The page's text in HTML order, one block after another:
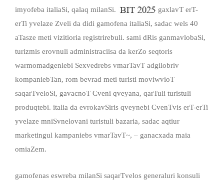
imyofeba italiaSi, qalaq milanSi.
gaxlavT erT-
erTi yvelaze Zveli da didi gamofena italiaSi, sadac wels 40
aTasze meti vizitioria registrirebuli. sami dRis ganmavlobaSi,
turizmis erovnuli administraciisa da kerZo seqtoris
warmomadgenlebi Sexvedrebs vmarTavT adgilobriv
kompaniebTan, rom bevrad meti turisti moviwvioT
saqarTveloSi, gavacnoT Cveni qveyana, qarTuli turistuli
produqtebi. italia da evrokavSiris qveynebi CvenTvis erT-erTi
yvelaze mniSvnelovani turistuli bazaria, sadac aqtiur
marketingul kampaniebs vmarTavT~, – ganacxada maia
omiaZem.
gamofenas eswreba milanSi saqarTvelos generaluri konsuli